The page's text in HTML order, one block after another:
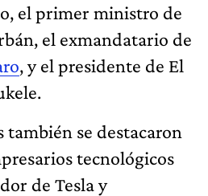
el primer ministro de
el exmandatario de
, y el presidente de El
se destacaron
tecnológicos
de Tesla y